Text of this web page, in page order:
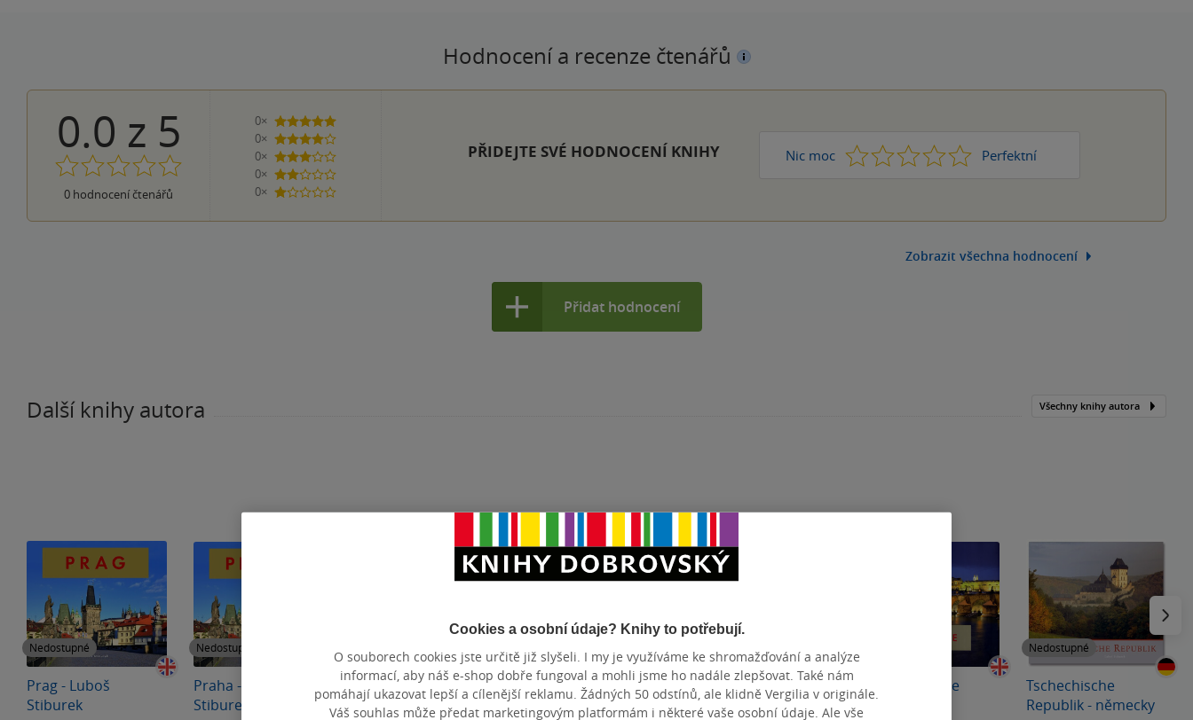
Hodnocení a recenze čtenářů
0.0 z 5
0 hodnocení čtenářů
0×
5 hvězdiček
0×
4 hvězdičky
0×
3 hvězdičky
0×
2 hvězdičky
0×
1 hvezdička
PŘIDEJTE SVÉ HODNOCENÍ KNIHY Nic moc 1 2 3 4 Perfektní
5
Zobrazit všechna hodnocení
Přidat hodnocení
Další knihy autora Všechny knihy autora
Nedostupné
Prag - Luboš
Stiburek
Nedostupné
Praha - Luboš
Stiburek
Česká republika
Prague Prague
Praga
Prague historical
Prague Prague
Praga
Nedostupné
Tschechische
Republik - německy
Cookies a osobní údaje? Knihy to potřebují.
O souborech cookies jste určitě již slyšeli. I my je využíváme ke shromažďování a analýze
informací, aby náš e-shop dobře fungoval a mohli jsme ho nadále zlepšovat. Také nám
pomáhají ukazovat lepší a cílenější reklamu. Žádných 50 odstínů, ale klidně Vergilia v originále.
Váš souhlas může předat marketingovým platformám i některé vaše osobní údaje. Ale vše